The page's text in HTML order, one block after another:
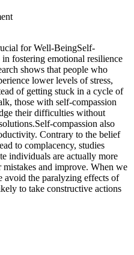
for Well-BeingSelf-
fostering emotional resilience
shows that people who
lower levels of stress,
of getting stuck in a cycle of
those with self-compassion
their difficulties without
compassion also
Contrary to the belief
to complacency, studies
individuals are actually more
and improve. When we
avoid the paralyzing effects of
to take constructive actions